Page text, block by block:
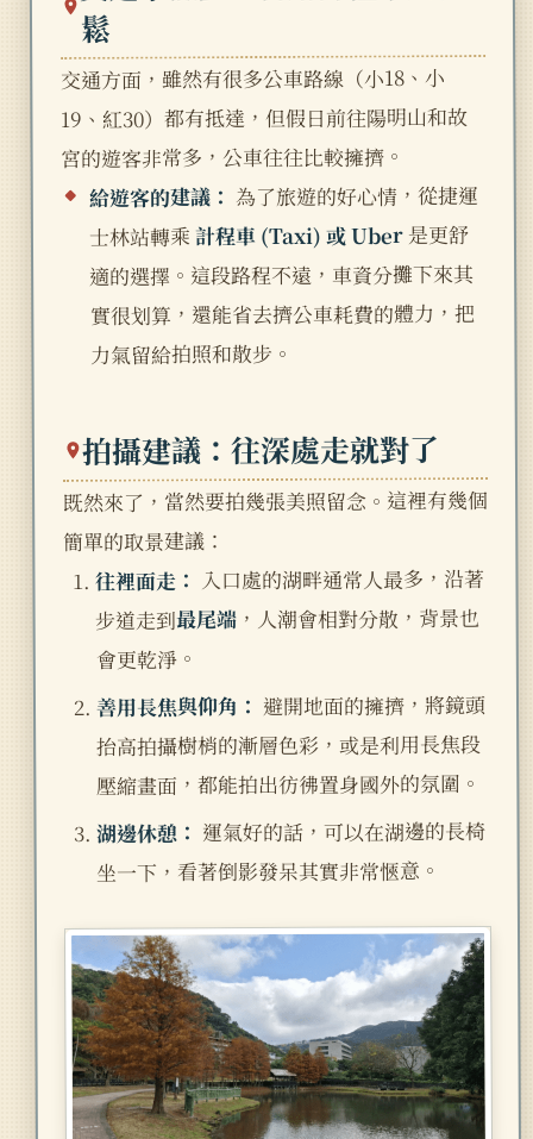
鬆
交通方面，雖然有很多公車路線（小18、小
19、紅30）都有抵達，但假日前往陽明山和故
宮的遊客非常多，公車往往比較擁擠。
給遊客的建議： 為了旅遊的好心情，從捷運
士林站轉乘 計程車 (Taxi) 或 Uber是更舒
適的選擇。這段路程不遠，車資分攤下來其
實很划算，還能省去擠公車耗費的體力，把
力氣留給拍照和散步。
拍攝建議：往深處走就對了
既然來了，當然要拍幾張美照留念。這裡有幾個
簡單的取景建議：
往裡面走： 入口處的湖畔通常人最多，沿著
步道走到最尾端 ，人潮會相對分散，背景也
會更乾淨。
善用長焦與仰角： 避開地面的擁擠，將鏡頭
抬高拍攝樹梢的漸層色彩，或是利用長焦段
壓縮畫面，都能拍出彷彿置身國外的氛圍。
湖邊休憩： 運氣好的話，可以在湖邊的長椅
坐一下，看著倒影發呆其實非常愜意。